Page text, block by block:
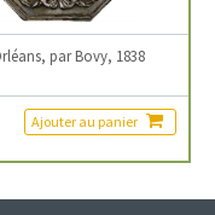
par Bovy, 1838
Ajouter au panier